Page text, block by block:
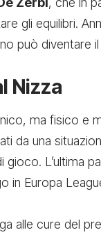
gli equilibri.
può diventare
Nizza
ma fisico e
da una
gioco. L’ultima
in Europa
alle cure del